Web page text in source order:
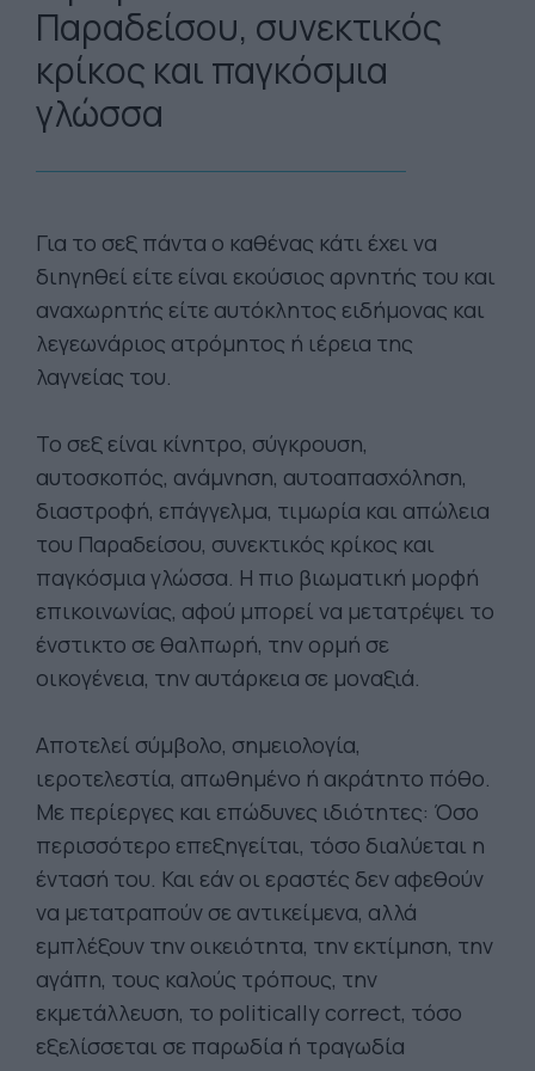
Παραδείσου, συνεκτικός
κρίκος και παγκόσμια
γλώσσα
Για το σεξ πάντα ο καθένας κάτι έχει να
διηγηθεί είτε είναι εκούσιος αρνητής του και
αναχωρητής είτε αυτόκλητος ειδήμονας και
λεγεωνάριος ατρόμητος ή ιέρεια της
λαγνείας του.
Το σεξ είναι κίνητρο, σύγκρουση,
αυτοσκοπός, ανάμνηση, αυτοαπασχόληση,
διαστροφή, επάγγελμα, τιμωρία και απώλεια
του Παραδείσου, συνεκτικός κρίκος και
παγκόσμια γλώσσα. Η πιο βιωματική μορφή
επικοινωνίας, αφού μπορεί να μετατρέψει το
ένστικτο σε θαλπωρή, την ορμή σε
οικογένεια, την αυτάρκεια σε μοναξιά.
Αποτελεί σύμβολο, σημειολογία,
ιεροτελεστία, απωθημένο ή ακράτητο πόθο.
Με περίεργες και επώδυνες ιδιότητες: Όσο
περισσότερο επεξηγείται, τόσο διαλύεται η
έντασή του. Και εάν οι εραστές δεν αφεθούν
να μετατραπούν σε αντικείμενα, αλλά
εμπλέξουν την οικειότητα, την εκτίμηση, την
αγάπη, τους καλούς τρόπους, την
εκμετάλλευση, το politically correct, τόσο
εξελίσσεται σε παρωδία ή τραγωδία